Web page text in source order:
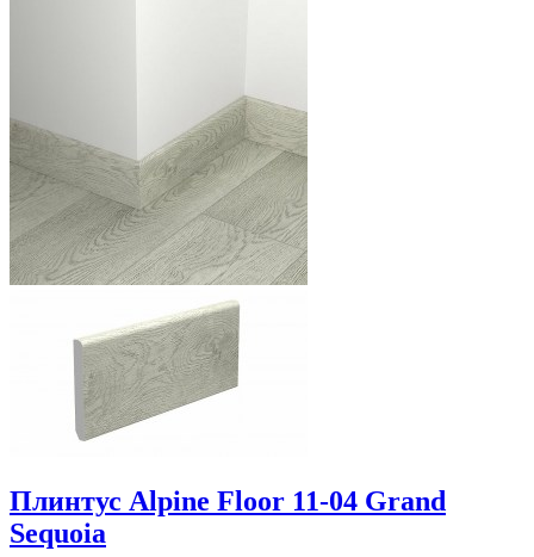
Плинтус Alpine Floor 11-04 Grand
Sequoia